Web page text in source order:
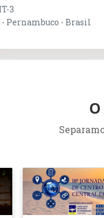
3
- Pernambuco - Brasil